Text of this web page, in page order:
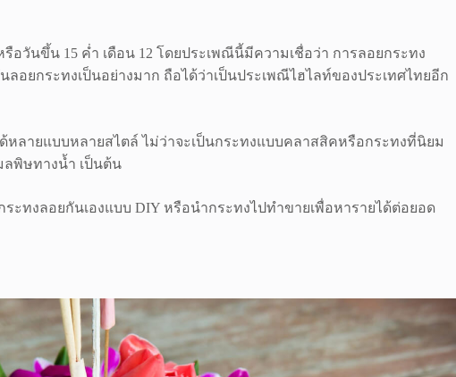
วันขึ้น 15 ค่ำ เดือน 12 โดยประเพณีนี้มีความเชื่อว่า การลอยกระทง
ยกระทงเป็นอย่างมาก ถือได้ว่าเป็นประเพณีไฮไลท์ของประเทศไทยอีก
หลายแบบหลายสไตล์ ไม่ว่าจะเป็นกระทงแบบคลาสสิคหรือกระทงที่นิยม
ลพิษทางน้ำ เป็นต้น
ทงลอยกันเองแบบ DIY หรือนำกระทงไปทำขายเพื่อหารายได้ต่อยอด